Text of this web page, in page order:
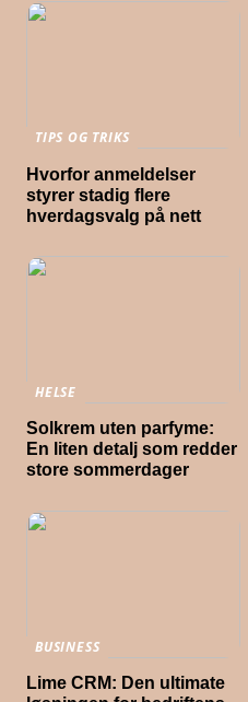
TIPS OG TRIKS
Hvorfor anmeldelser
styrer stadig flere
hverdagsvalg på nett
HELSE
Solkrem uten parfyme:
En liten detalj som redder
store sommerdager
BUSINESS
Lime CRM: Den ultimate